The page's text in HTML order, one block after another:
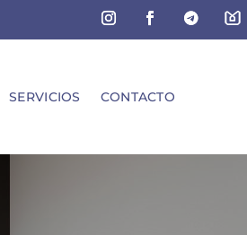
SERVICIOS CONTACTO